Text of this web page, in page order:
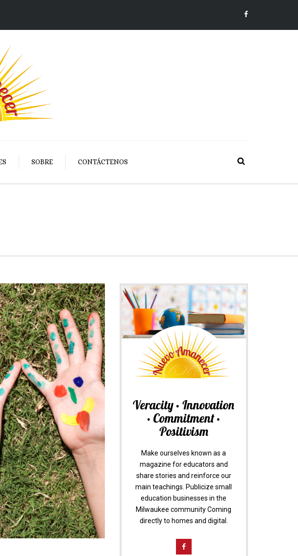
SOBRE CONTÁCTENOS
Veracity • Innovation
• Commitment •
Positivism
Make ourselves known as a
magazine for educators and
share stories and reinforce our
main teachings. Publicize small
education businesses in the
Milwaukee community Coming
directly to homes and digital.